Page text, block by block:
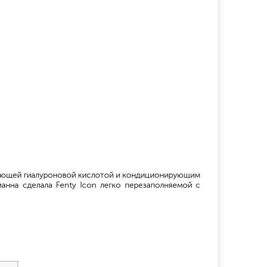
гиалуроновой кислотой и кондиционирующим
сделала Fenty Icon легко перезаполняемой с